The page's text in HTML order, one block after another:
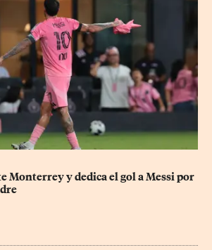
Monterrey y dedica el gol a Messi por